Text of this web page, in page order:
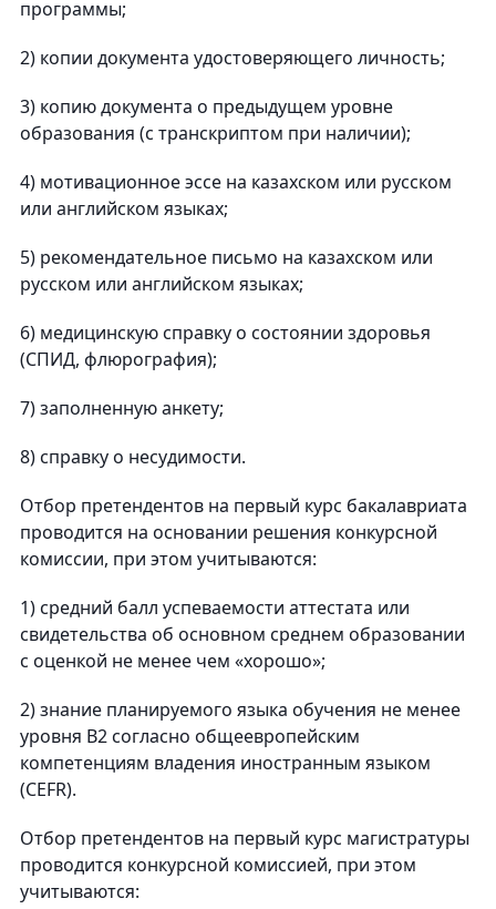
программы;
2) копии документа удостоверяющего личность;
3) копию документа о предыдущем уровне
образования (с транскриптом при наличии);
4) мотивационное эссе на казахском или русском
или английском языках;
5) рекомендательное письмо на казахском или
русском или английском языках;
6) медицинскую справку о состоянии здоровья
(СПИД, флюрография);
7) заполненную анкету;
8) справку о несудимости.
Отбор претендентов на первый курс бакалавриата
проводится на основании решения конкурсной
комиссии, при этом учитываются:
1) средний балл успеваемости аттестата или
свидетельства об основном среднем образовании
с оценкой не менее чем «хорошо»;
2) знание планируемого языка обучения не менее
уровня В2 согласно общеевропейским
компетенциям владения иностранным языком
(CEFR).
Отбор претендентов на первый курс магистратуры
проводится конкурсной комиссией, при этом
учитываются: